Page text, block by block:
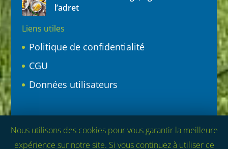
l’adret
Liens utiles
Politique de confidentialité
CGU
Données utilisateurs
Politique de confidentialité
CGU
Nous utilisons des cookies pour vous garantir la meilleure
expérience sur notre site. Si vous continuez à utiliser ce